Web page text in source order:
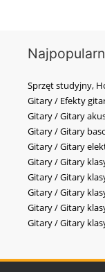
Sprzęt studyjny,
Gitary / Efekty
Gitary / Gitary
Gitary / Gitary
Gitary / Gitary
Gitary / Gitary
Gitary / Gitary
Gitary / Gitary
Gitary / Gitary
Gitary / Gitary